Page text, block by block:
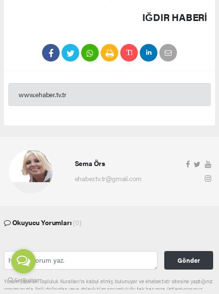
IĞDIR HABERİ
www.ehaber.tv.tr
Sema Örs
ehaber.tv.tr@gmail.com
Okuyucu Yorumları (0)
Gönder
Yorum yazarak Topluluk Kuralları’nı kabul etmiş bulunuyor ve ehaber.tv.tr sitesine yaptığınız
yorumunuzla ilgili doğrudan veya dolaylı tüm sorumluluğu tek başınıza üstleniyorsunuz.